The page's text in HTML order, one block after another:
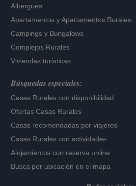
Albergues
Apartamentos yApartamentos Rurales
Campings y Bungalows
Complejos Rurales
Viviendas turísticas
Búsquedas especiales:
Casas Rurales con disponibilidad
Ofertas Casas Rurales
Casas recomendadas por viajeros
Casas Rurales con actividades
Alojamientos con reserva online
Busca por ubicación en el mapa